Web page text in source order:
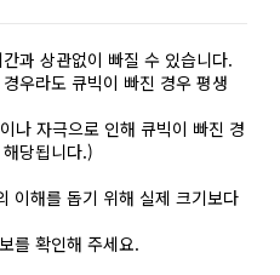
과 상관없이 빠질 수 있습니다.
우라도 큐빅이 빠진 경우 평생
나 자극으로 인해 큐빅이 빠진 경
당됩니다.)
이해를 돕기 위해 실제 크기보다
를 확인해 주세요.